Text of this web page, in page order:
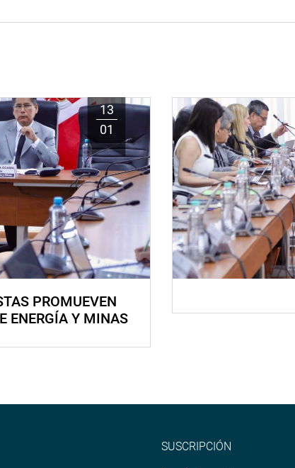
13
01
PROMUEVEN
ENERGÍA Y MINAS
SUSCRIPCIÓN